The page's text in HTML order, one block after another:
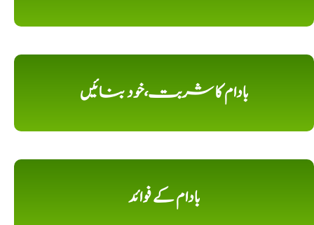
بادام کا شربت،خود بنائیں
بادام کے فوائد